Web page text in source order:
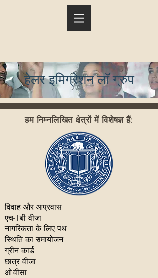
हेलर इमिग्रेशन लॉ ग्रुप
हम निम्नलिखित क्षेत्रों में विशेषज्ञ हैं:
विवाह और आप्रवास
एच-1बी वीजा
नागरिकता के लिए पथ
स्थिति का समायोजन
ग्रीन कार्ड
छात्र वीजा
ओ-वीसा